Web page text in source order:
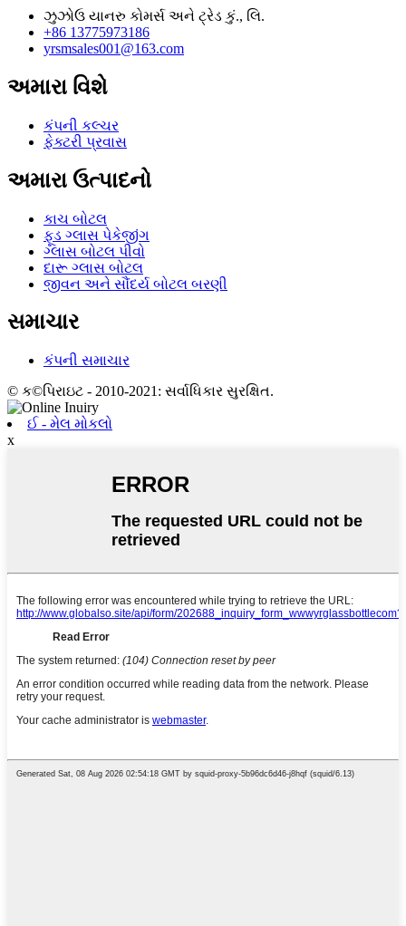
ઝુઝોઉ યાનરુ કોમર્સ અને ટ્રેડ કું., લિ.
+86 13775973186
yrsmsales001@163.com
અમારા વિશે
કંપની કલ્ચર
ફેક્ટરી પ્રવાસ
અમારા ઉત્પાદનો
કાચ બોટલ
ફૂડ ગ્લાસ પેકેજીંગ
ગ્લાસ બોટલ પીવો
દારૂ ગ્લાસ બોટલ
જીવન અને સૌંદર્ય બોટલ બરણી
સમાચાર
કંપની સમાચાર
© ક©પિરાઇટ - 2010-2021: સર્વાધિકાર સુરક્ષિત.
ઈ - મેલ મોકલો
x